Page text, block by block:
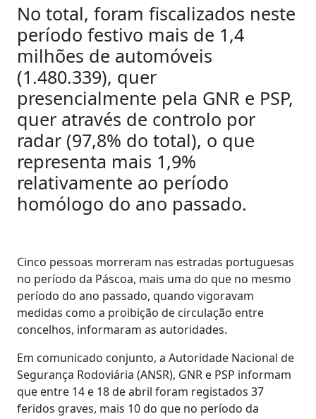
No total, foram fiscalizados neste
período festivo mais de 1,4
milhões de automóveis
(1.480.339), quer
presencialmente pela GNR e PSP,
quer através de controlo por
radar (97,8% do total), o que
representa mais 1,9%
relativamente ao período
homólogo do ano passado.
Cinco pessoas morreram nas estradas portuguesas
no período da Páscoa, mais uma do que no mesmo
período do ano passado, quando vigoravam
medidas como a proibição de circulação entre
concelhos, informaram as autoridades.
Em comunicado conjunto, a Autoridade Nacional de
Segurança Rodoviária (ANSR), GNR e PSP informam
que entre 14 e 18 de abril foram registados 37
feridos graves, mais 10 do que no período da